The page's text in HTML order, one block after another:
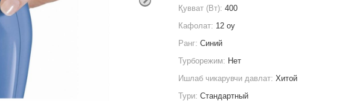
Қувват (Вт):400
Кафолат: 12 oy
Ранг:Синий
Турборежим: Нет
Ишлаб чикарувчи давлат:Хитой
Тури:Стандартный